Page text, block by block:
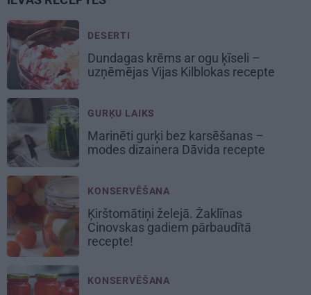
DESERTI
Dundagas krēms ar ogu ķīseli –
uzņēmējas Vijas Kilblokas recepte
GURĶU LAIKS
Marinēti gurķi bez karsēšanas –
modes dizainera Dāvida recepte
KONSERVĒŠANA
Ķirštomātiņi želejā. Žaklīnas
Cinovskas gadiem pārbaudītā
recepte!
KONSERVĒŠANA